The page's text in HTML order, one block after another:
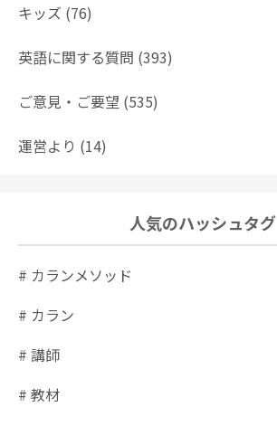
キッズ (76)
英語に関する質問 (393)
ご意見・ご要望 (535)
運営より (14)
人気のハッシュタグ
# カランメソッド
# カラン
# 講師
# 教材